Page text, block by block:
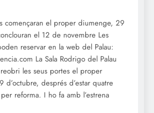
començaran el proper diumenge, 29
el 12 de novembre Les
reservar en la web del Palau:
La Sala Rodrigo del Palau
les seus portes el proper
d’octubre, després d’estar quatre
reforma. I ho fa amb l’estrena